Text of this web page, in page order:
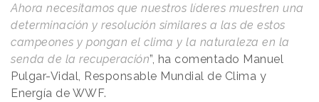
Ahora necesitamos que nuestros líderes muestren una
determinación y resolución similares a las de estos
campeones y pongan el clima y la naturaleza en la
senda de la recuperación”, ha comentado Manuel
Pulgar-Vidal, Responsable Mundial de Clima y
Energía de WWF.